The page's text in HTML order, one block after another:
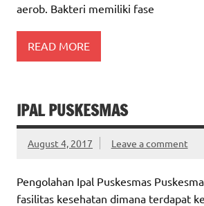
aerob. Bakteri memiliki fase
READ MORE
IPAL PUSKESMAS
August 4, 2017 Leave a comment
Pengolahan Ipal Puskesmas
fasilitas kesehatan dimana terdapat